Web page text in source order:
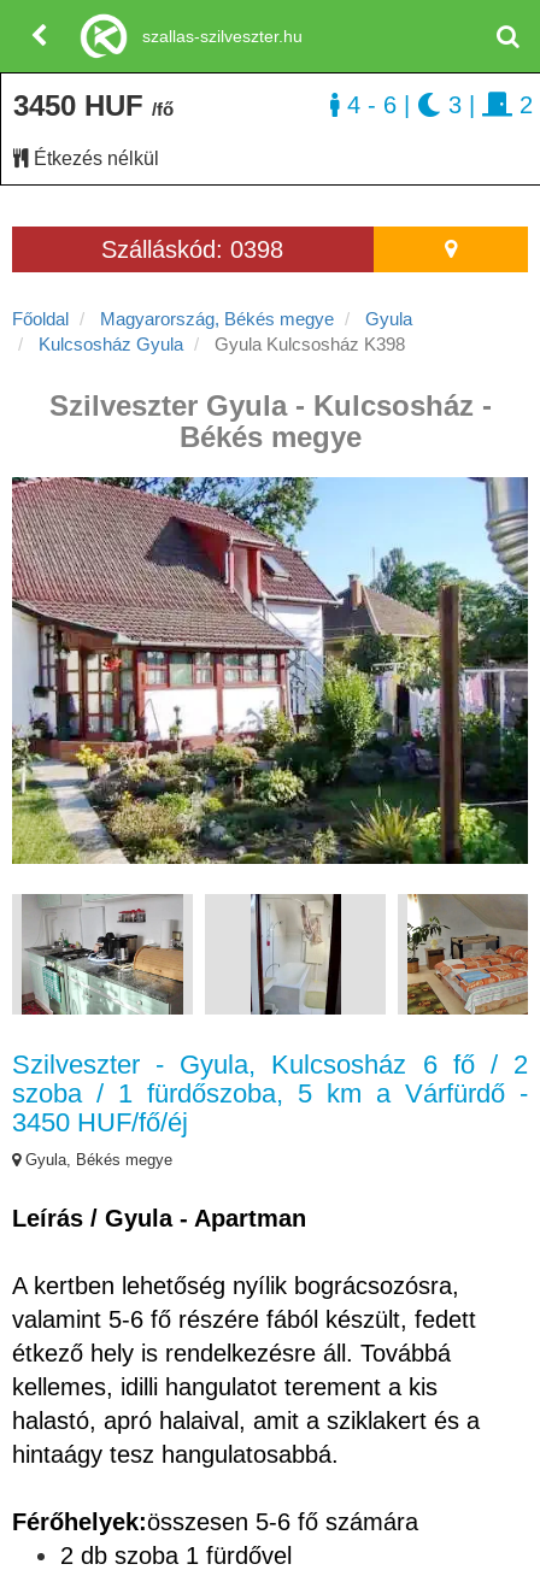
Szálláskód: 0398
Főoldal Magyarország, Békés megye
Gyula
Kulcsosház Gyula
Gyula Kulcsosház K398
Szilveszter Gyula - Kulcsosház -
Békés megye
Szilveszter - Gyula, Kulcsosház 6 fő / 2
szoba / 1 fürdőszoba, 5 km a Várfürdő -
3450 HUF/fő/éj
Gyula, Békés megye
Leírás / Gyula - Apartman
A kertben lehetőség nyílik bográcsozósra,
valamint 5-6 fő részére fából készült, fedett
étkező hely is rendelkezésre áll. Továbbá
kellemes, idilli hangulatot terement a kis
halastó, apró halaival, amit a sziklakert és a
hintaágy tesz hangulatosabbá.
Férőhelyek:összesen 5-6 fő számára
2 db szoba 1 fürdővel
3450 HUF /fő
Étkezés nélkül
4 - 6 3 2
szallas-szilveszter.hu